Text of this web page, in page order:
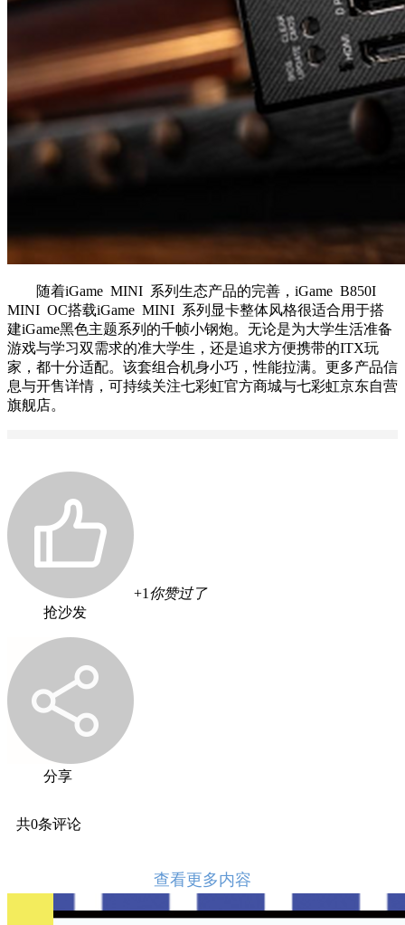
随着iGame MINI 系列生态产品的完善，iGame B850I
MINI OC搭载iGame MINI 系列显卡整体风格很适合用于搭
建iGame黑色主题系列的千帧小钢炮。无论是为大学生活准备
游戏与学习双需求的准大学生，还是追求方便携带的ITX玩
家，都十分适配。该套组合机身小巧，性能拉满。更多产品信
息与开售详情，可持续关注七彩虹官方商城与七彩虹京东自营
旗舰店。
+1 你赞过了
抢沙发
分享
共0条评论
查看更多内容